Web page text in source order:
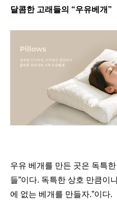
달콤한 고래들의 “우유베개”
우유 베개를 만든 곳은 독특
들”이다. 독특한 상호 만큼이
에 없는 베개를 만들자.”이다.